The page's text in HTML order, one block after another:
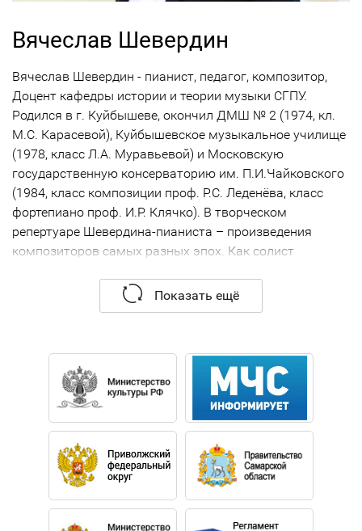
Вячеслав Шевердин
Вячеслав Шевердин - пианист, педагог, композитор,
Доцент кафедры истории и теории музыки СГПУ.
Родился в г. Куйбышеве, окончил ДМШ № 2 (1974, кл.
М.С. Карасевой), Куйбышевское музыкальное училище
(1978, класс Л.А. Муравьевой) и Московскую
государственную консерваторию им. П.И.Чайковского
(1984, класс композиции проф. Р.С. Леденёва, класс
фортепиано проф. И.Р. Клячко). В творческом
репертуаре Шевердина-пианиста – произведения
композиторов самых разных эпох. Как солист
в качестве концертмейстера – с солистами оперного
театра, артистами филармонии, с педагогами СГПУ и
вышел в свет компакт-диск творческой группы
"Благовест", в который вошли песни на музыку В.
Шевердина.
Вячеслав Шевердин — блестящий пианист. С
одинаковым успехом играет любую музыку —
классику, джаз, аккомпанирует. Сочинения В. В.
Шевердина: сонаты для альта, флейты; сюиты и пьесы
для саксофона, фортепиано, баяна, струнный квинтет;
Показать ещё